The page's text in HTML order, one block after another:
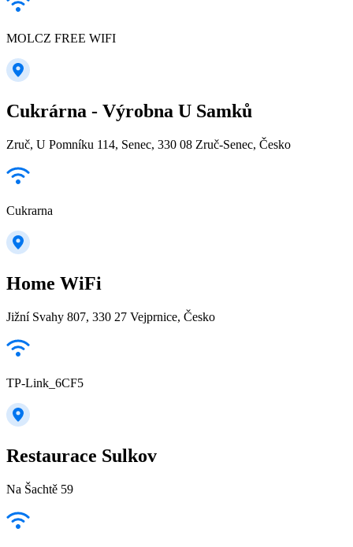
MOLCZ FREE WIFI
Cukrárna - Výrobna U Samků
Zruč, U Pomníku 114, Senec, 330 08 Zruč-Senec, Česko
Cukrarna
Home WiFi
Jižní Svahy 807, 330 27 Vejprnice, Česko
TP-Link_6CF5
Restaurace Sulkov
Na Šachtě 59